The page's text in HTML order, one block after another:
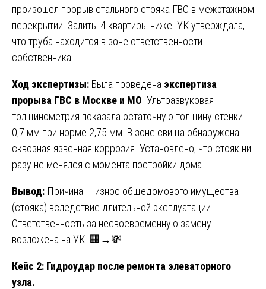
произошел прорыв стального стояка ГВС в межэтажном
перекрытии. Залиты 4 квартиры ниже. УК утверждала,
что труба находится в зоне ответственности
собственника.
Ход экспертизы: Была проведена экспертиза
прорыва ГВС в Москве и МО . Ультразвуковая
толщинометрия показала остаточную толщину стенки
0,7 мм при норме 2,75 мм. В зоне свища обнаружена
сквозная язвенная коррозия. Установлено, что стояк ни
разу не менялся с момента постройки дома.
Вывод: Причина — износ общедомового имущества
(стояка) вследствие длительной эксплуатации.
Ответственность за несвоевременную замену
возложена на УК. 🏢→💸
Кейс 2: Гидроудар после ремонта элеваторного
узла.